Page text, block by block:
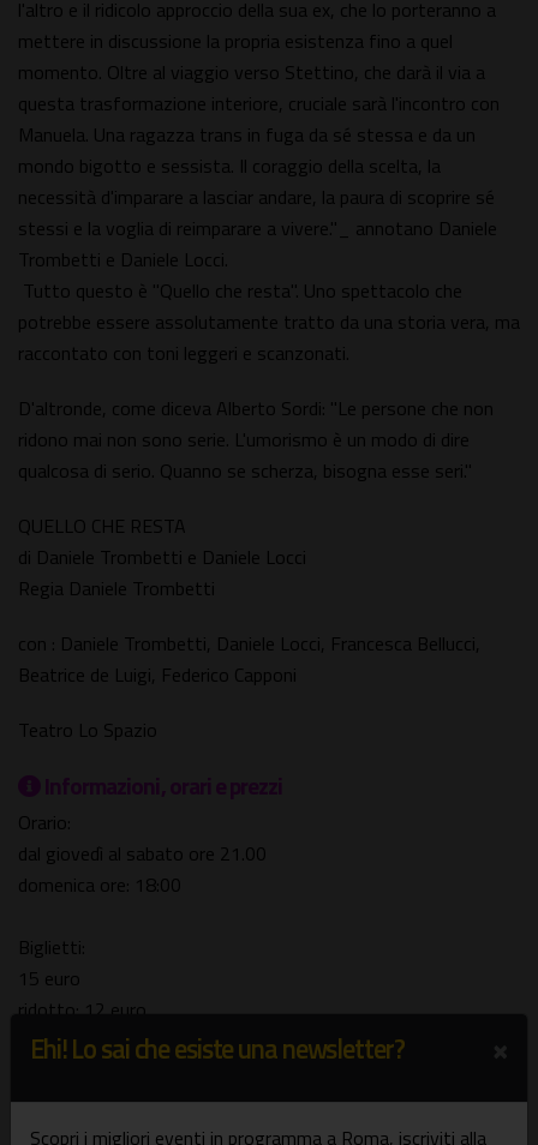
l'altro e il ridicolo approccio della sua ex, che lo porteranno a
mettere in discussione la propria esistenza fino a quel
momento. Oltre al viaggio verso Stettino, che darà il via a
questa trasformazione interiore, cruciale sarà l'incontro con
Manuela. Una ragazza trans in fuga da sé stessa e da un
mondo bigotto e sessista. Il coraggio della scelta, la
necessità d'imparare a lasciar andare, la paura di scoprire sé
stessi e la voglia di reimparare a vivere."_ annotano Daniele
Trombetti e Daniele Locci.
Tutto questo è "Quello che resta". Uno spettacolo che
potrebbe essere assolutamente tratto da una storia vera, ma
raccontato con toni leggeri e scanzonati.
D'altronde, come diceva Alberto Sordi: "Le persone che non
ridono mai non sono serie. L'umorismo è un modo di dire
qualcosa di serio. Quanno se scherza, bisogna esse seri."
QUELLO CHE RESTA
di Daniele Trombetti e Daniele Locci
Regia Daniele Trombetti
con : Daniele Trombetti, Daniele Locci, Francesca Bellucci,
Beatrice de Luigi, Federico Capponi
Teatro Lo Spazio
Informazioni, orari e prezzi
Orario:
dal giovedì al sabato ore 21.00
domenica ore: 18:00
Biglietti:
15 euro
ridotto: 12 euro
(bar aperto per aperitivo dalle 19.00)
Informazioni e prenotazioni
tel. 339 775 9351 / 06 77204149
Ehi! Lo sai che esiste una newsletter?
Scopri i migliori eventi in programma a Roma, iscriviti alla